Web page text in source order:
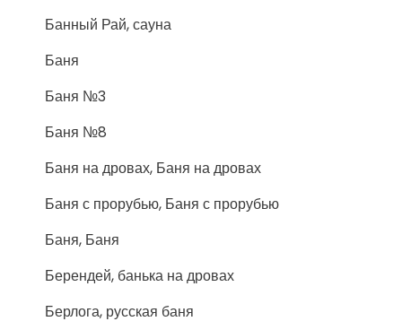
Банный Рай, сауна
Баня
Баня №3
Баня №8
Баня на дровах, Баня на дровах
Баня с прорубью, Баня с прорубью
Баня, Баня
Берендей, банька на дровах
Берлога, русская баня